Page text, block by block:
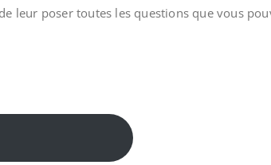
leur poser toutes les questions que vous